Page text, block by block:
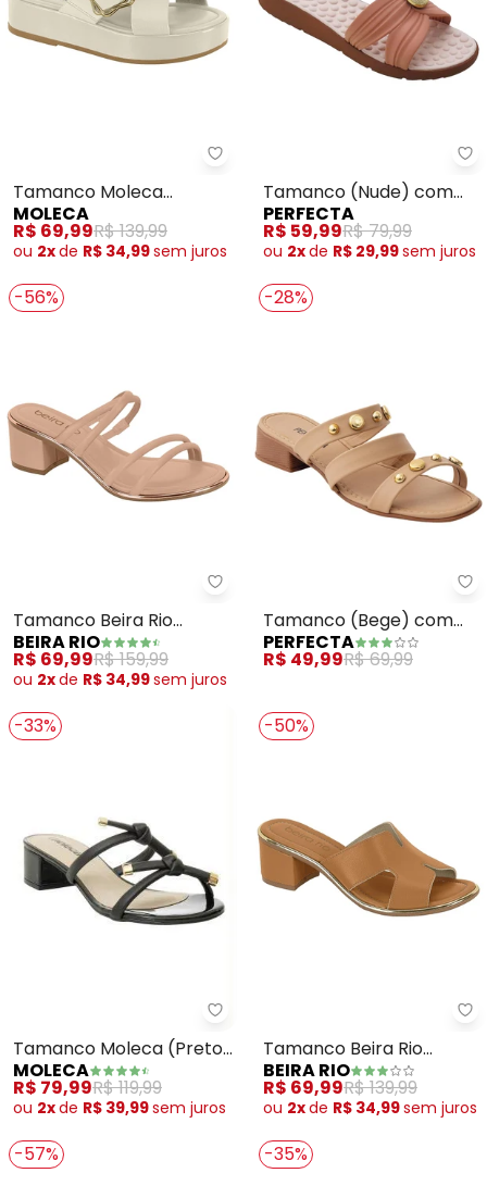
Moleca - Tamanco Moleca
Tamanco Moleca
(Branco)
MOLECA
R$ 69,99R$ 139,99
ou 2xde R$ 34,99sem juros
Tamanco (Nude) com
Adereço Dourado
PERFECTA
R$ 59,99R$ 79,99
ou 2xde R$ 29,99sem juros
-56%
Beira Rio - Tamanco Beira Rio
Tamanco Beira Rio
(Nude)
BEIRA RIO
R$ 69,99R$ 159,99
ou 2xde R$ 34,99sem juros
-28%
Tamanco (Bege) com
Adereço Dourado
PERFECTA
R$ 49,99R$ 69,99
-33%
Moleca - Tamanco Moleca
Tamanco Moleca (Preto)
em Sintético
MOLECA
R$ 79,99R$ 119,99
ou 2xde R$ 39,99sem juros
-50%
Tamanco Beira Rio
(Camel)
BEIRA RIO
R$ 69,99R$ 139,99
ou 2xde R$ 34,99sem juros
-57% -35%